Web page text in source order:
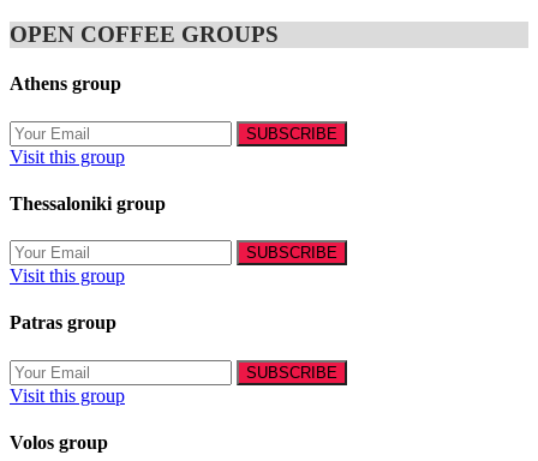
OPEN COFFEE GROUPS
Athens group
Visit this group
Thessaloniki group
Visit this group
Patras group
Visit this group
Volos group